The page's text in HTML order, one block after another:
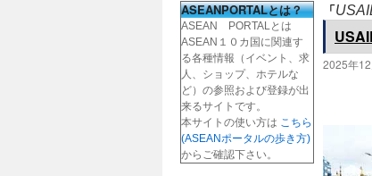
テ
ン
ツ
へ
ス
「
2025年
ASEANPORTALとは？
ASEAN PORTALとは
ASEAN１０カ国に関連す
る各種情報（イベント、求
人、ショップ、ホテルな
ど）の参照および登録が出
来るサイトです。
本サイトの使い方は こちら
(ASEANポータルの歩き方)
からご確認下さい。